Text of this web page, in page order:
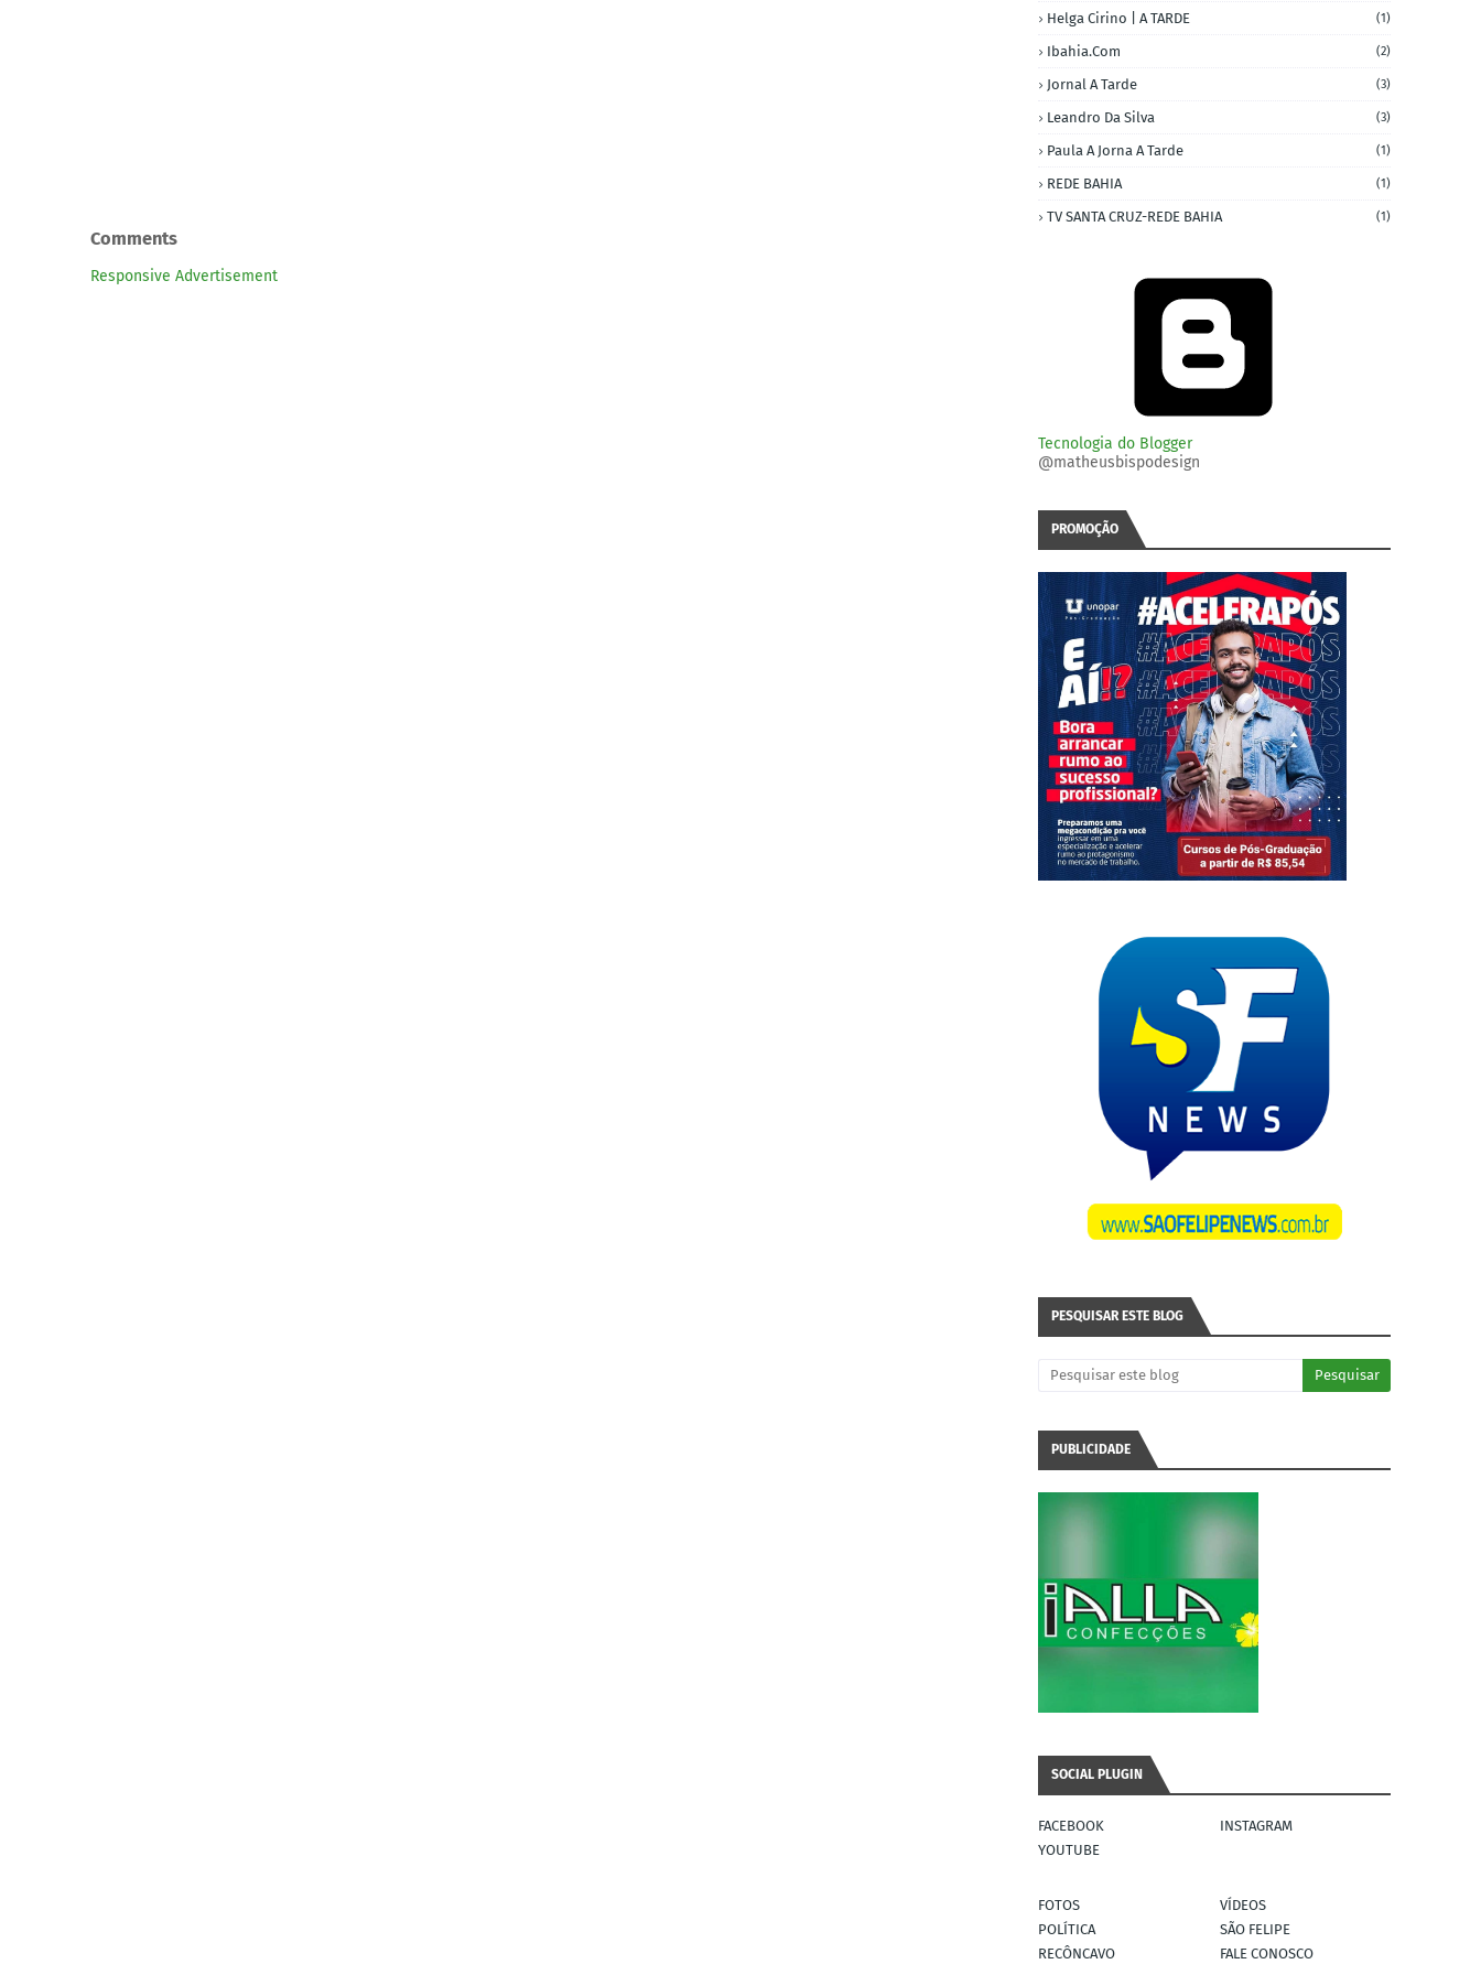
Comments
Responsive Advertisement
Helga Cirino | A TARDE (1)
Ibahia.com (2)
Jornal A Tarde (3)
Leandro Da Silva (3)
Paula A Jorna A Tarde (1)
REDE BAHIA (1)
TV SANTA CRUZ-REDE BAHIA (1)
Tecnologia do Blogger
@matheusbispodesign
PROMOÇÃO
PESQUISAR ESTE BLOG
PUBLICIDADE
SOCIAL PLUGIN
FACEBOOK
INSTAGRAM
YOUTUBE
FOTOS
VÍDEOS
POLÍTICA
SÃO FELIPE
RECÔNCAVO
FALE CONOSCO